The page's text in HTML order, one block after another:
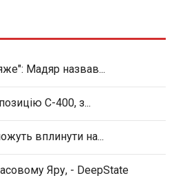
Мадяр назвав...
С-400, з...
вплинути на...
Яру, - DeepState